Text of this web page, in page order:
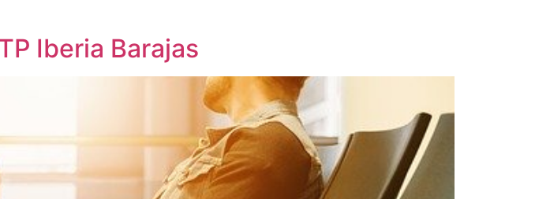
Iberia Barajas